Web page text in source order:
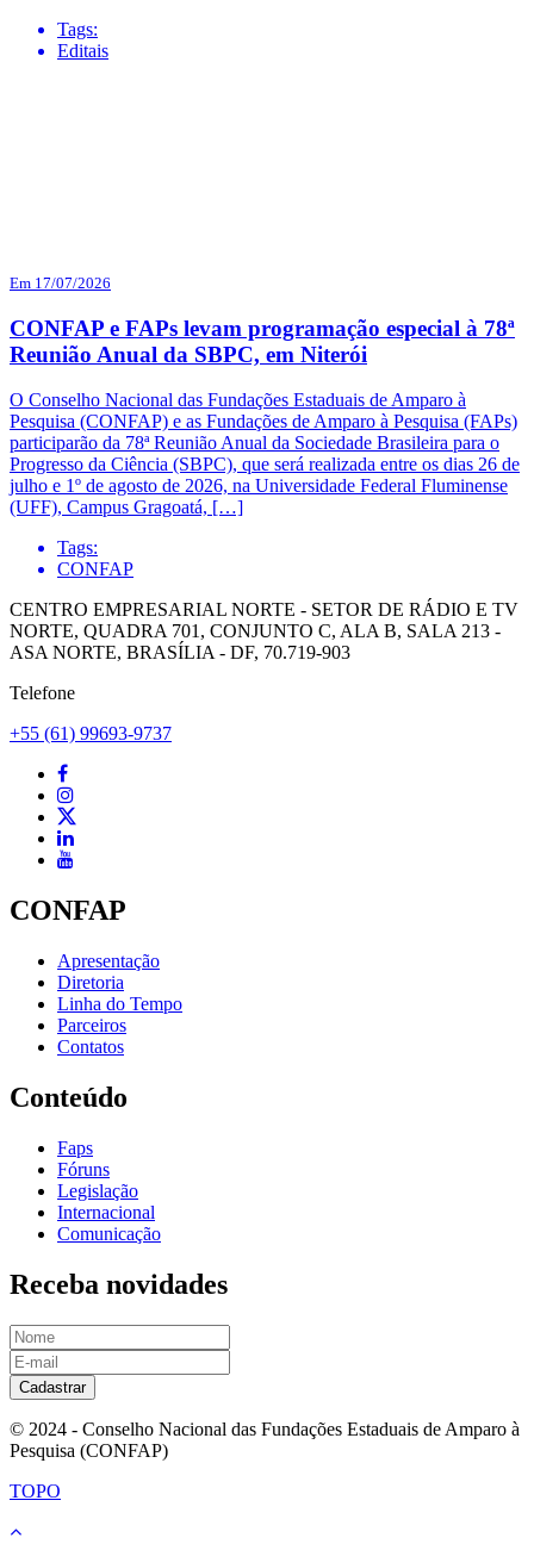
Tags:
Editais
Em 17/07/2026
CONFAP e FAPs levam programação especial à 78ª
Reunião Anual da SBPC, em Niterói
O Conselho Nacional das Fundações Estaduais de Amparo à
Pesquisa (CONFAP) e as Fundações de Amparo à Pesquisa (FAPs)
participarão da 78ª Reunião Anual da Sociedade Brasileira para o
Progresso da Ciência (SBPC), que será realizada entre os dias 26 de
julho e 1º de agosto de 2026, na Universidade Federal Fluminense
(UFF), Campus Gragoatá, […]
Tags:
CONFAP
CENTRO EMPRESARIAL NORTE - SETOR DE RÁDIO E TV
NORTE, QUADRA 701, CONJUNTO C, ALA B, SALA 213 -
ASA NORTE, BRASÍLIA - DF, 70.719-903
Telefone
+55 (61) 99693-9737
CONFAP
Apresentação
Diretoria
Linha do Tempo
Parceiros
Contatos
Conteúdo
Faps
Fóruns
Legislação
Internacional
Comunicação
Receba novidades
Cadastrar
© 2024 - Conselho Nacional das Fundações Estaduais de Amparo à
Pesquisa (CONFAP)
TOPO